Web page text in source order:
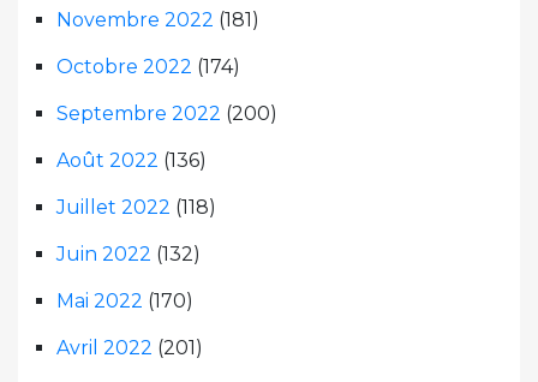
Novembre 2022 (181)
Octobre 2022 (174)
Septembre 2022 (200)
Août 2022 (136)
Juillet 2022 (118)
Juin 2022 (132)
Mai 2022 (170)
Avril 2022 (201)